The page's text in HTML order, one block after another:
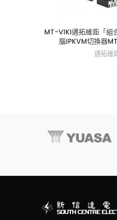
MT-VIKI邁拓維距「組
腦IPKVM切換器
邁拓維